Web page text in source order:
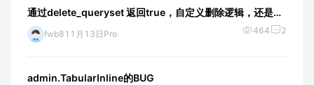
通过delete_queryset 返回true，自定义删除逻辑，还是依旧提示删除成功，需要重新刷新才能看到最新的通知
fwb8 11月13日 Pro 464 2
admin.TabularInline的BUG